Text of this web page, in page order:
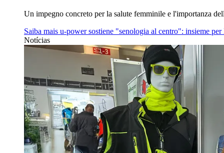
Un impegno concreto per la salute femminile e l'importanza
Saiba mais u‑power sostiene "senologia al centro": insieme
Notícias